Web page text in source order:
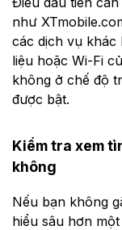
như
các dịch vụ khác
liệu hoặc Wi-Fi
không ở chế độ
được bật.
Kiểm tra xem
không
Nếu bạn không
hiểu sâu hơn